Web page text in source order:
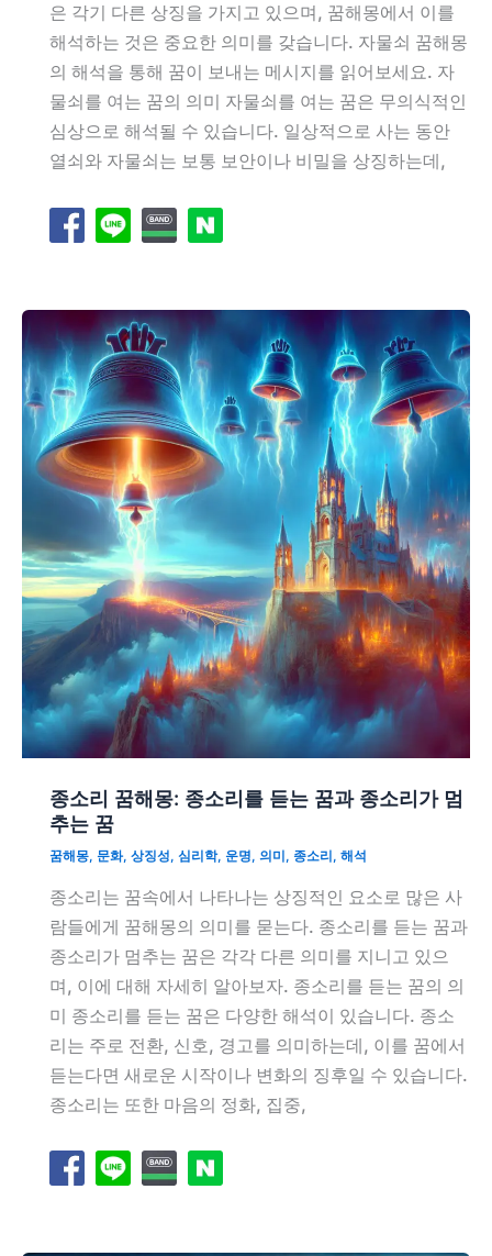
은 각기 다른 상징을 가지고 있으며, 꿈해몽에서 이를
해석하는 것은 중요한 의미를 갖습니다. 자물쇠 꿈해몽
의 해석을 통해 꿈이 보내는 메시지를 읽어보세요. 자
물쇠를 여는 꿈의 의미 자물쇠를 여는 꿈은 무의식적인
심상으로 해석될 수 있습니다. 일상적으로 사는 동안
열쇠와 자물쇠는 보통 보안이나 비밀을 상징하는데,
종소리 꿈해몽: 종소리를 듣는 꿈과 종소리가 멈
추는 꿈
꿈해몽, 문화, 상징성, 심리학, 운명, 의미 , 종소리 , 해석
종소리는 꿈속에서 나타나는 상징적인 요소로 많은 사
람들에게 꿈해몽의 의미를 묻는다. 종소리를 듣는 꿈과
종소리가 멈추는 꿈은 각각 다른 의미를 지니고 있으
며, 이에 대해 자세히 알아보자. 종소리를 듣는 꿈의 의
미 종소리를 듣는 꿈은 다양한 해석이 있습니다. 종소
리는 주로 전환, 신호, 경고를 의미하는데, 이를 꿈에서
듣는다면 새로운 시작이나 변화의 징후일 수 있습니다.
종소리는 또한 마음의 정화, 집중,